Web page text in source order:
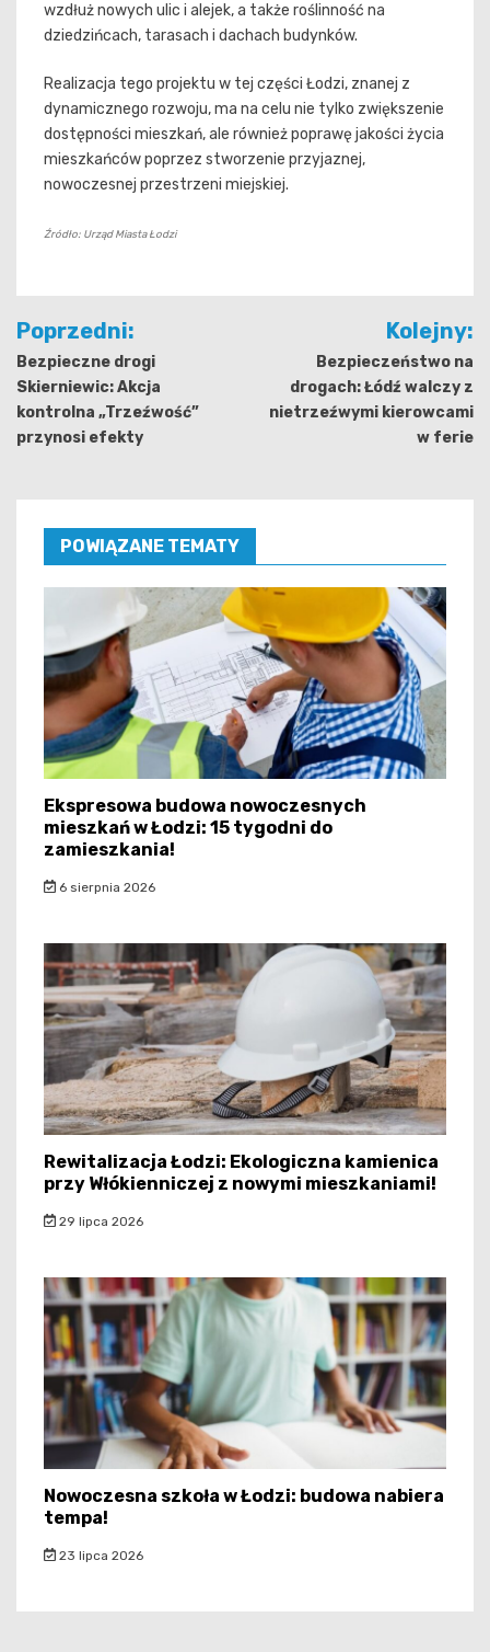
wzdłuż nowych ulic i alejek, a także roślinność na
dziedzińcach, tarasach i dachach budynków.
Realizacja tego projektu w tej części Łodzi, znanej z
dynamicznego rozwoju, ma na celu nie tylko zwiększenie
dostępności mieszkań, ale również poprawę jakości życia
mieszkańców poprzez stworzenie przyjaznej,
nowoczesnej przestrzeni miejskiej.
Źródło: Urząd Miasta Łodzi
Nawigacja
wpisu
Poprzedni:
Bezpieczne drogi
Skierniewic: Akcja
kontrolna „Trzeźwość”
przynosi efekty
Kolejny:
Bezpieczeństwo na
drogach: Łódź walczy z
nietrzeźwymi kierowcami
w ferie
POWIĄZANE TEMATY
Ekspresowa budowa nowoczesnych
mieszkań w Łodzi: 15 tygodni do
zamieszkania!
6 sierpnia 2026
Rewitalizacja Łodzi: Ekologiczna kamienica
przy Włókienniczej z nowymi mieszkaniami!
29 lipca 2026
Nowoczesna szkoła w Łodzi: budowa nabiera
tempa!
23 lipca 2026